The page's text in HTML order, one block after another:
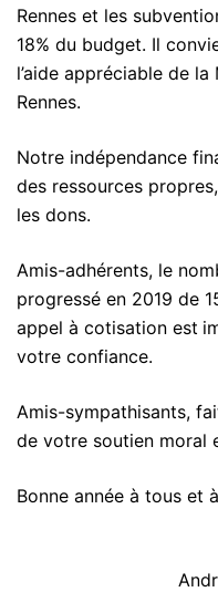
Rennes et les
18% du budget. Il
l’aide appréciable de
Rennes.
Notre indépendance
des ressources
les dons.
Amis-adhérents, le
progressé en 2019 de
appel à cotisation est
votre confiance.
Amis-sympathisants,
de votre soutien moral
Bonne année à tous et